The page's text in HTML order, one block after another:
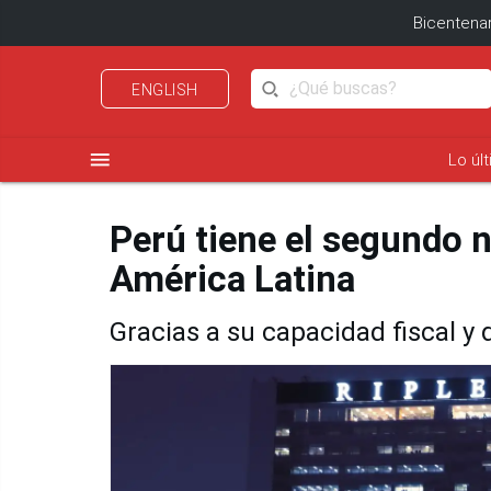
ENGLISH
menu Lo
Perú tiene el segundo
América Latina
Gracias a su capacidad fiscal y